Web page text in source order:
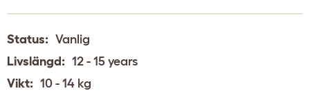
Status: Vanlig
Livslängd: 12 - 15 years
Vikt: 10 - 14 kg